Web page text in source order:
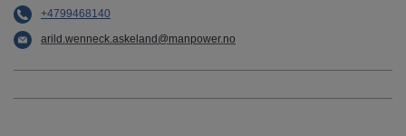
+4799468140
arild.wenneck.askeland@manpower.no